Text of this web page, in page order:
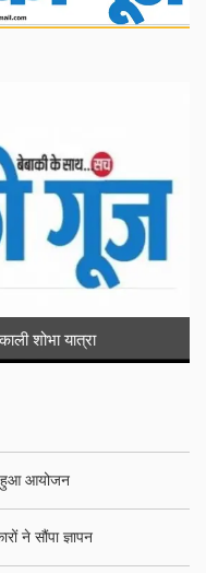
शोभा यात्रा
हुआ आयोजन
ने सौंपा ज्ञापन